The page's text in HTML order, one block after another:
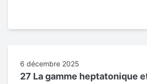
6 décembre 2025
27 La gamme heptatonique